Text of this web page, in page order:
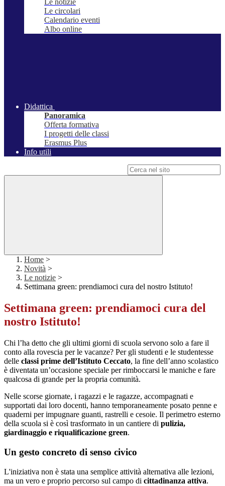
Le notizie
Le circolari
Calendario eventi
Albo online
Didattica
Panoramica
Offerta formativa
I progetti delle classi
Erasmus Plus
Info utili
Home >
Novità >
Le notizie >
Settimana green: prendiamoci cura del nostro Istituto!
Settimana green: prendiamoci cura del
nostro Istituto!
Chi l’ha detto che gli ultimi giorni di scuola servono solo a fare il
conto alla rovescia per le vacanze? Per gli studenti e le studentesse
delle classi prime dell’Istituto Ceccato, la fine dell’anno scolastico
è diventata un’occasione speciale per rimboccarsi le maniche e fare
qualcosa di grande per la propria comunità.
Nelle scorse giornate, i ragazzi e le ragazze, accompagnati e
supportati dai loro docenti, hanno temporaneamente posato penne e
quaderni per impugnare guanti, rastrelli e cesoie. Il perimetro esterno
della scuola si è così trasformato in un cantiere di pulizia,
giardinaggio e riqualificazione green.
Un gesto concreto di senso civico
L'iniziativa non è stata una semplice attività alternativa alle lezioni,
ma un vero e proprio percorso sul campo di cittadinanza attiva.